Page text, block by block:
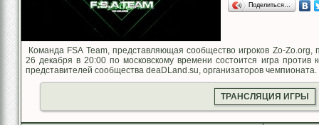
Поделиться…
Команда FSA Team, представляющая сообщество игроков Zo-
26 декабря в 20:00 по московскому времени состоится игра
представителей сообщества deaDLand.su, организаторов
ТРАНСЛЯЦИЯ ИГРЫ